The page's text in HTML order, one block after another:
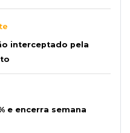
interceptado pela
e encerra semana